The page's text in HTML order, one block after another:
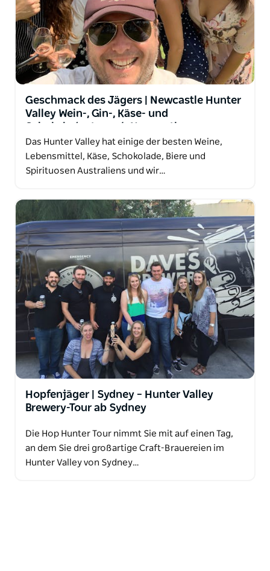
Geschmack des Jägers | Newcastle Hunter
Valley Wein-, Gin-, Käse- und
Das Hunter Valley hat einige der besten Weine,
Lebensmittel, Käse, Schokolade, Biere und
Spirituosen Australiens und wir…
Hopfenjäger | Sydney – Hunter Valley
Brewery-Tour ab Sydney
Die Hop Hunter Tour nimmt Sie mit auf einen Tag,
an dem Sie drei großartige Craft-Brauereien im
Hunter Valley von Sydney…